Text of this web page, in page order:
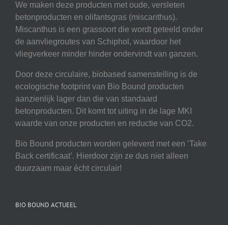
We maken deze producten met oude, versleten
betonproducten en olifantsgras (miscanthus).
Miscanthus is een grassoort die wordt geteeld onder
de aanvliegroutes van Schiphol, waardoor het
vliegverkeer minder hinder ondervindt van ganzen.
Door deze circulaire, biobased samenstelling is de
ecologische footprint van Bio Bound producten
aanzienlijk lager dan die van standaard
betonproducten. Dit komt tot uiting in de lage MKI
waarde van onze producten en reductie van CO2.
Bio Bound producten worden geleverd met een ‘Take
Back certificaat’. Hierdoor zijn ze dus niet alleen
duurzaam maar écht circulair!
BIO BOUND ACTUEEL